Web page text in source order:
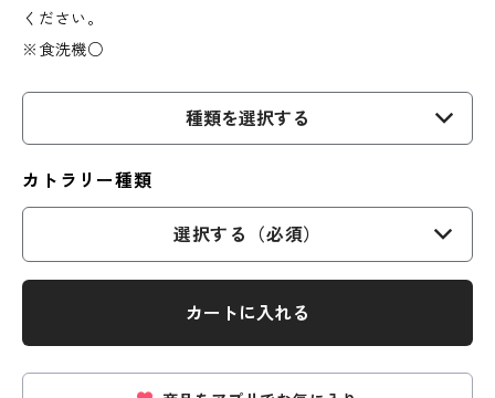
ください。
※食洗機○
種類を選択する
カトラリー種類
選択する（必須）
カートに入れる